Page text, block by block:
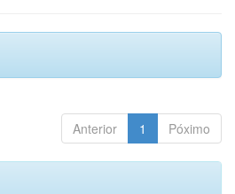
Anterior 1 Póximo